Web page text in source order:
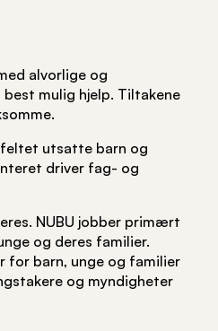
alvorlige og
mulig hjelp. Tiltakene
feltet utsatte barn og
driver fag- og
NUBU jobber primært
og deres familier.
for barn, unge og familier
og myndigheter